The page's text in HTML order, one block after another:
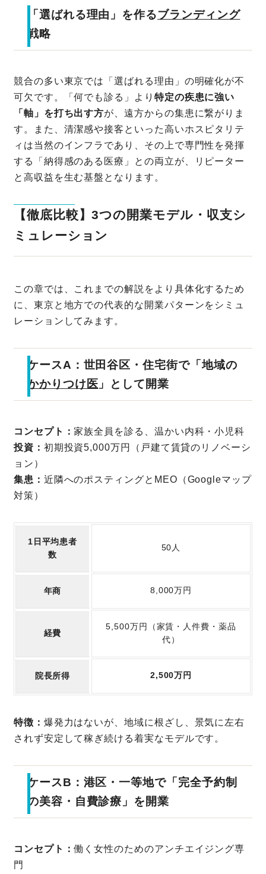
「選ばれる理由」を作るブランディング
戦略
競合の多い東京では「選ばれる理由」の明確化が不
可欠です。「何でも診る」より 特定の疾患に強い
「軸」を打ち出す方が、遠方からの集患に繋がりま
す。また、清潔感や接客といった高いホスピタリテ
ィは当然のインフラであり、その上で専門性を発揮
する「納得感のある医療」との両立が、リピーター
と高収益を生む基盤となります。
【徹底比較】3つの開業モデル・収支シ
ミュレーション
この章では、これまでの解説をより具体化するため
に、東京と地方での代表的な開業パターンをシミュ
レーションしてみます。
ケースA：世田谷区・住宅街で「地域の
かかりつけ医 」として開業
コンセプト：家族全員を診る、温かい内科・小児科
投資： 初期投資5,000万円（戸建て賃貸のリノベーシ
ョン）
集患： 近隣へのポスティングとMEO（Googleマップ
対策）
1日平均患者
数
50人
年商 8,000万円
経費
5,500万円（家賃・人件費・薬品
代）
院長所得 2,500万円
特徴： 爆発力はないが、地域に根ざし、景気に左右
されず安定して稼ぎ続ける着実なモデルです。
ケースB：港区・一等地で「完全予約制
の美容・自費診療」を開業
コンセプト：働く女性のためのアンチエイジング専
門